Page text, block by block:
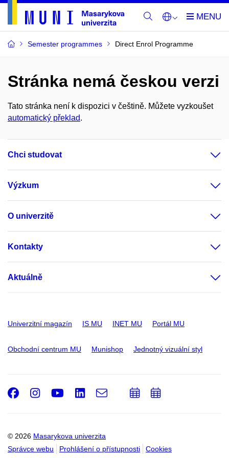
Semester programmes Direct Enrol Programme
Stránka nemá českou verzi
Tato stránka není k dispozici v češtině. Můžete vyzkoušet
automatický překlad.
Chci studovat
Výzkum
O univerzitě
Kontakty
Aktuálně
Univerzitní magazín IS MU INET MU Portál MU
Obchodní centrum MU Munishop Jednotný vizuální styl
© 2026 Masarykova univerzita
Správce webu
Prohlášení o přístupnosti Cookies
Facebook
Instagram
Youtube
LinkedIn
e-
PřidatPřidat